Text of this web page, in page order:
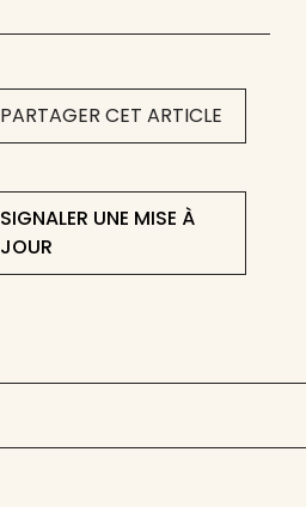
PARTAGER CET ARTICLE
SIGNALER UNE MISE À
JOUR